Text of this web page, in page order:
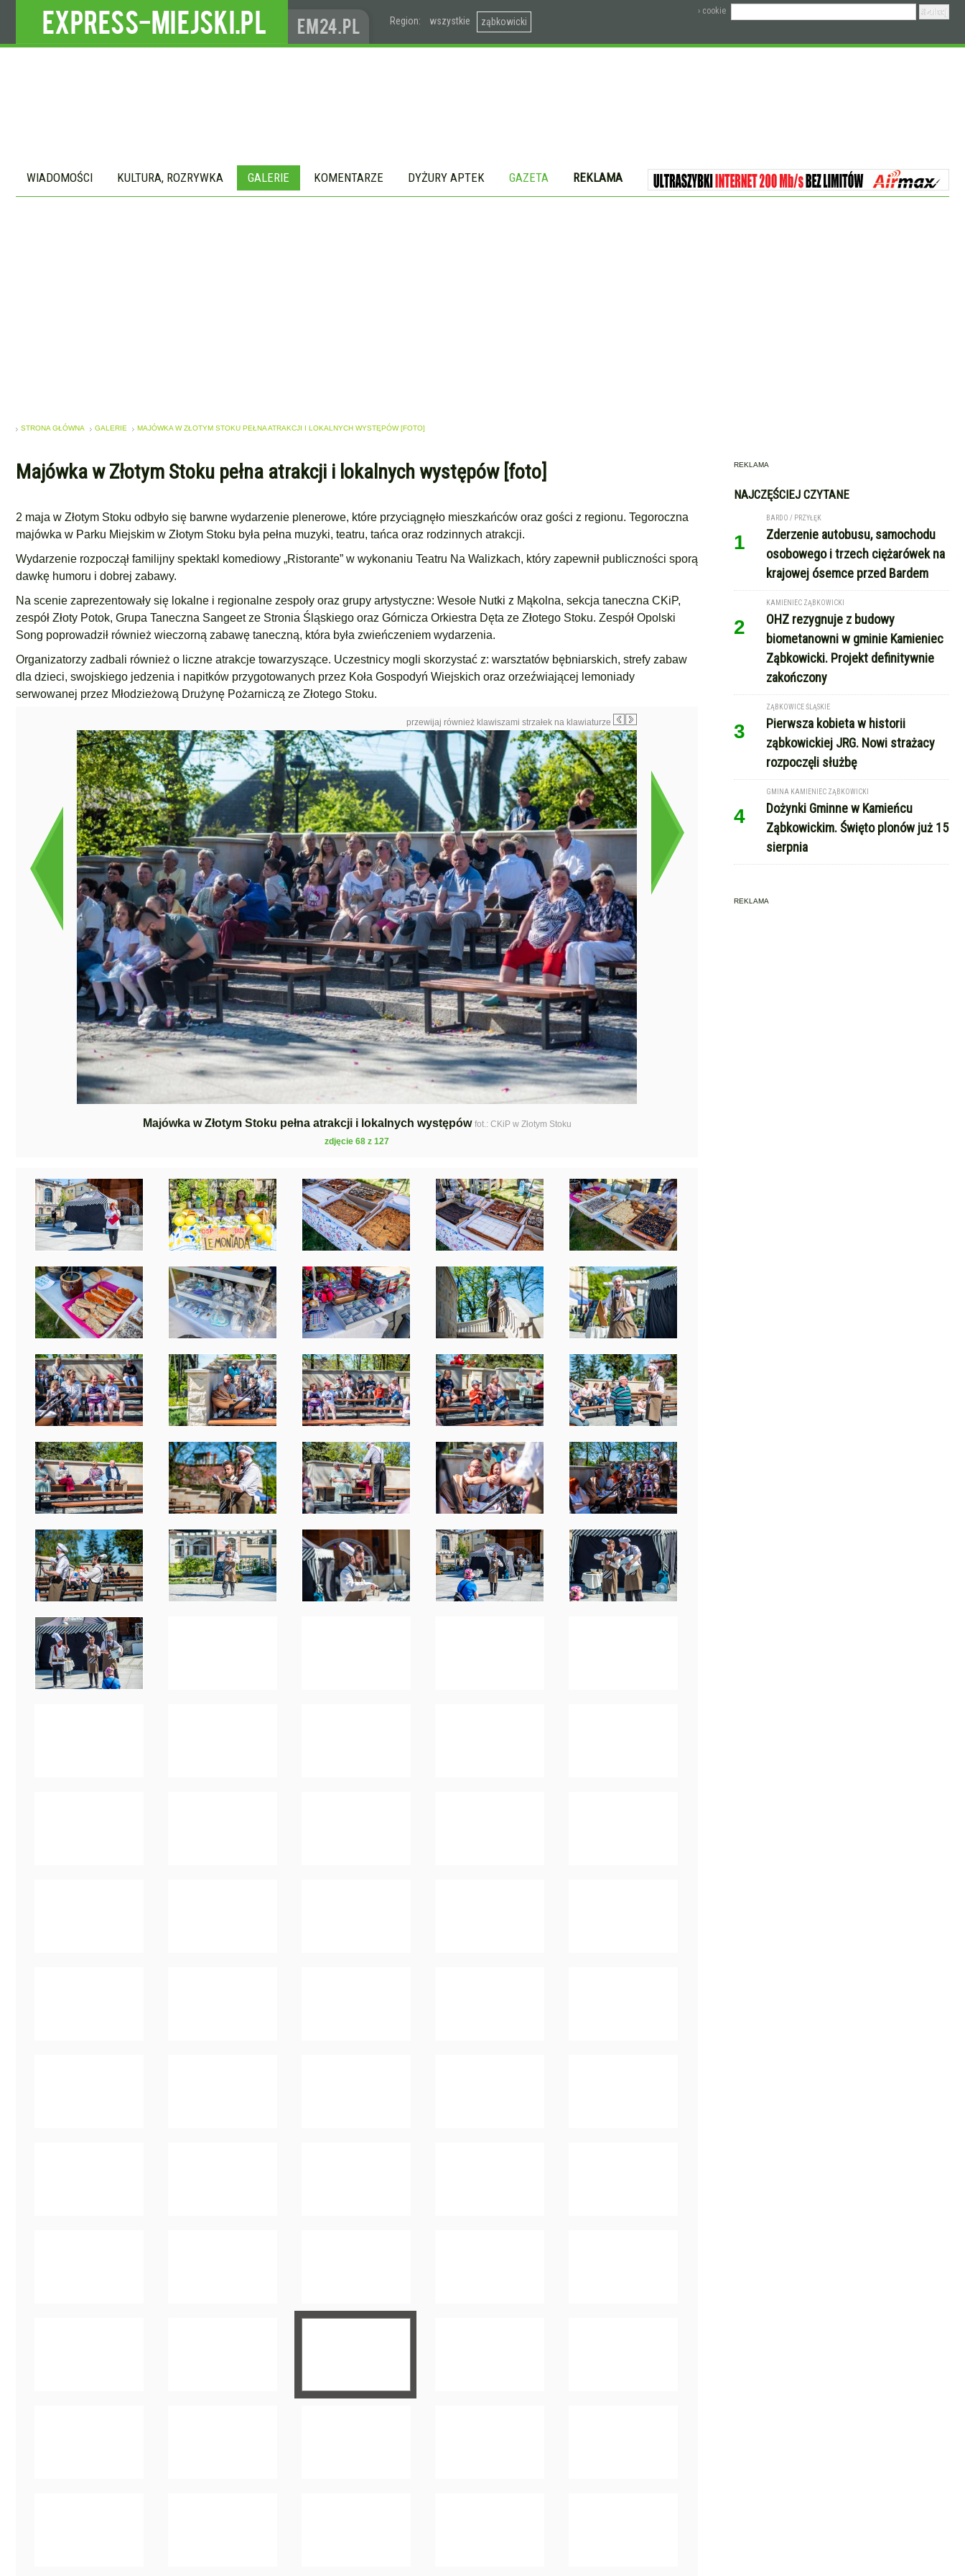
Region: wszystkie ząbkowicki
› cookie
WIADOMOŚCI KULTURA, ROZRYWKA GALERIE KOMENTARZE DYŻURY APTEK GAZETA REKLAMA
STRONA GŁÓWNA GALERIE MAJÓWKA W ZŁOTYM STOKU PEŁNA ATRAKCJI I LOKALNYCH WYSTĘPÓW [FOTO]
Majówka w Złotym Stoku pełna atrakcji i lokalnych występów [foto]
2 maja w Złotym Stoku odbyło się barwne wydarzenie plenerowe, które przyciągnęło mieszkańców oraz gości z regionu. Tegoroczna
majówka w Parku Miejskim w Złotym Stoku była pełna muzyki, teatru, tańca oraz rodzinnych atrakcji.
Wydarzenie rozpoczął familijny spektakl komediowy „Ristorante” w wykonaniu Teatru Na Walizkach, który zapewnił publiczności sporą
dawkę humoru i dobrej zabawy.
Na scenie zaprezentowały się lokalne i regionalne zespoły oraz grupy artystyczne: Wesołe Nutki z Mąkolna, sekcja taneczna CKiP,
zespół Złoty Potok, Grupa Taneczna Sangeet ze Stronia Śląskiego oraz Górnicza Orkiestra Dęta ze Złotego Stoku. Zespół Opolski
Song poprowadził również wieczorną zabawę taneczną, która była zwieńczeniem wydarzenia.
Organizatorzy zadbali również o liczne atrakcje towarzyszące. Uczestnicy mogli skorzystać z: warsztatów bębniarskich, strefy zabaw
dla dzieci, swojskiego jedzenia i napitków przygotowanych przez Koła Gospodyń Wiejskich oraz orzeźwiającej lemoniady
serwowanej przez Młodzieżową Drużynę Pożarniczą ze Złotego Stoku.
przewijaj również klawiszami strzałek na klawiaturze
Majówka w Złotym Stoku pełna atrakcji i lokalnych występów fot.: CKiP w Złotym Stoku
zdjęcie 68 z 127
REKLAMA
NAJCZĘŚCIEJ CZYTANE
1
BARDO / PRZYŁĘK
Zderzenie autobusu, samochodu
osobowego i trzech ciężarówek na
krajowej ósemce przed Bardem
2
KAMIENIEC ZĄBKOWICKI
OHZ rezygnuje z budowy
biometanowni w gminie Kamieniec
Ząbkowicki. Projekt definitywnie
zakończony
3
ZĄBKOWICE ŚLĄSKIE
Pierwsza kobieta w historii
ząbkowickiej JRG. Nowi strażacy
rozpoczęli służbę
4
GMINA KAMIENIEC ZĄBKOWICKI
Dożynki Gminne w Kamieńcu
Ząbkowickim. Święto plonów już 15
sierpnia
REKLAMA